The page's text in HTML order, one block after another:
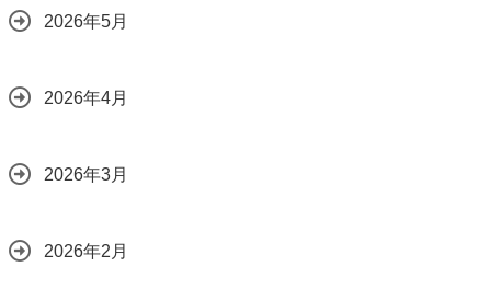
2026年5月
2026年4月
2026年3月
2026年2月